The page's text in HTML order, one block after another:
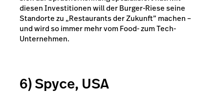
diesen Investitionen will der Burger-Riese seine
Standorte zu „Restaurants der Zukunft” machen –
und wird so immer mehr vom Food- zum Tech-
Unternehmen.
6) Spyce, USA